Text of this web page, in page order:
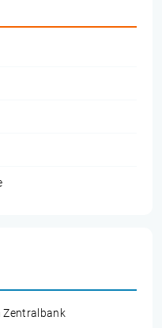
Zentralbank